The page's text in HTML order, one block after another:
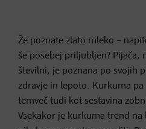
Že poznate zlato mleko –
še posebej priljubljen? Pijača,
številni, je poznana po svojih
zdravje in lepoto. Kurkuma
temveč tudi kot sestavina
Vsekakor je kurkuma trend